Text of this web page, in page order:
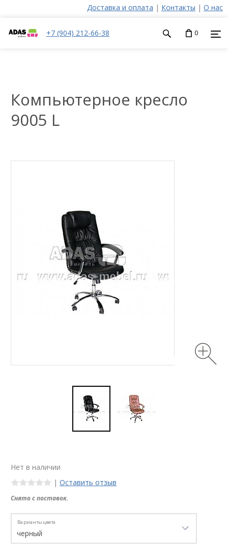
Доставка и оплата | Контакты | О нас
+7 (904) 212-66-38 0
Компьютерное кресло
9005 L
Нет в наличии
| Оставить отзыв
Снято с поставок.
Варианты цвета